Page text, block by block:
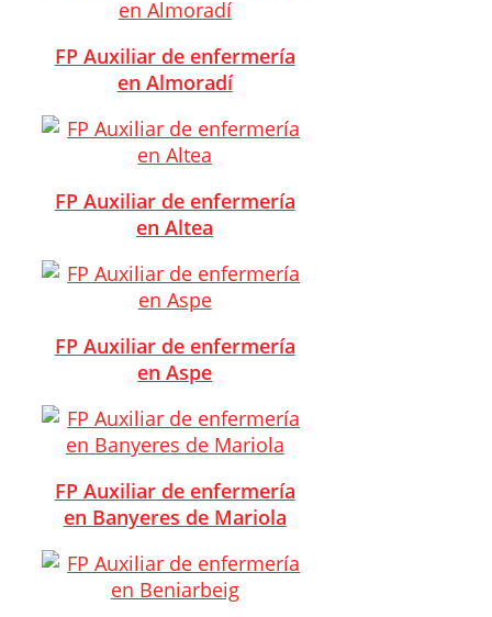
FP Auxiliar de enfermería
en Almoradí
FP Auxiliar de enfermería
en Altea
FP Auxiliar de enfermería
en Aspe
FP Auxiliar de enfermería
en Banyeres de Mariola